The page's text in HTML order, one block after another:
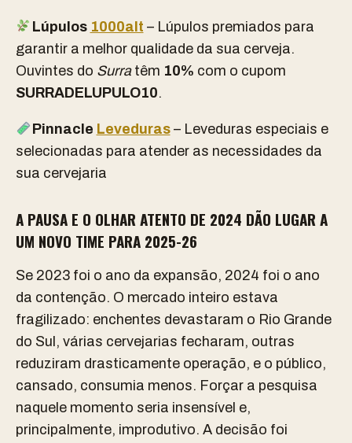
Lúpulos 1000alt – Lúpulos premiados para
garantir a melhor qualidade da sua cerveja.
Ouvintes do Surratêm 10% com o cupom
SURRADELUPULO10.
Pinnacle Leveduras– Leveduras especiais e
selecionadas para atender as necessidades da
sua cervejaria
A PAUSA E O OLHAR ATENTO DE 2024 DÃO LUGAR A
UM NOVO TIME PARA 2025-26
Se 2023 foi o ano da expansão, 2024 foi o ano
da contenção. O mercado inteiro estava
fragilizado: enchentes devastaram o Rio Grande
do Sul, várias cervejarias fecharam, outras
reduziram drasticamente operação, e o público,
cansado, consumia menos. Forçar a pesquisa
naquele momento seria insensível e,
principalmente, improdutivo. A decisão foi